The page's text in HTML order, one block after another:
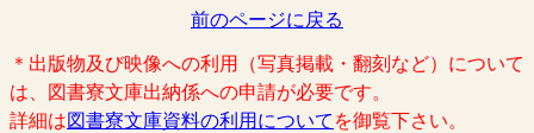
前のページに戻る
＊出版物及び映像への利用（写真掲載・翻刻など）について
は、図書寮文庫出納係への申請が必要です。
詳細は図書寮文庫資料の利用について を御覧下さい。